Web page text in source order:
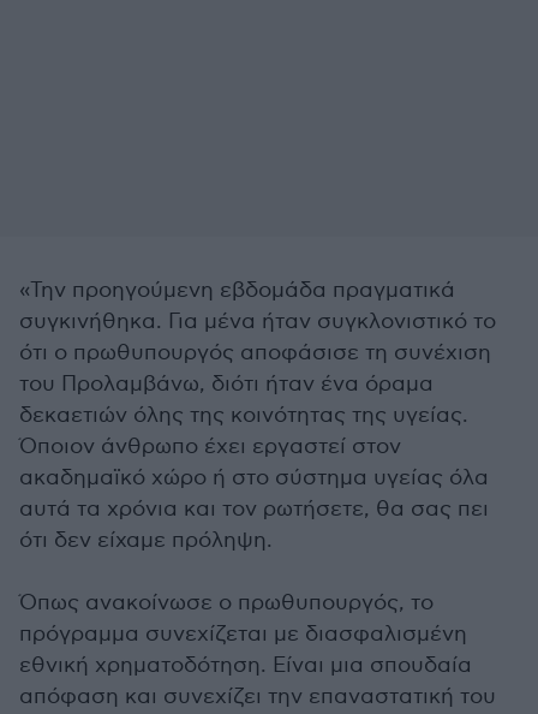
«Την προηγούμενη εβδομάδα πραγματικά
συγκινήθηκα. Για μένα ήταν συγκλονιστικό το
ότι ο πρωθυπουργός αποφάσισε τη συνέχιση
του Προλαμβάνω, διότι ήταν ένα όραμα
δεκαετιών όλης της κοινότητας της υγείας.
Όποιον άνθρωπο έχει εργαστεί στον
ακαδημαϊκό χώρο ή στο σύστημα υγείας όλα
αυτά τα χρόνια και τον ρωτήσετε, θα σας πει
ότι δεν είχαμε πρόληψη.
Όπως ανακοίνωσε ο πρωθυπουργός, το
πρόγραμμα συνεχίζεται με διασφαλισμένη
εθνική χρηματοδότηση. Είναι μια σπουδαία
απόφαση και συνεχίζει την επαναστατική του